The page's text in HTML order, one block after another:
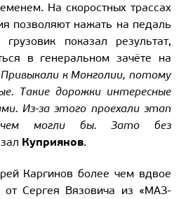
На скоростных трассах
позволяют нажать на педаль
показал результат,
в генеральном зачёте на
к Монголии, потому
Такие дорожки интересные
Из-за этого проехали этап
чем могли бы. Зато без
Куприянов.
Каргинов более чем вдвое
от Сергея Вязовича из «МАЗ-